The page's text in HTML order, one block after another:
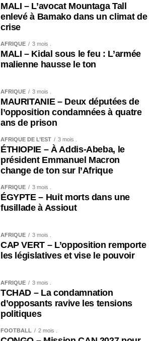
MALI – L’avocat Mountaga Tall
enlevé à Bamako dans un climat de
crise
AFRIQUE 3 mois .
MALI – Kidal sous le feu : L’armée
malienne hausse le ton
AFRIQUE 3 mois .
MAURITANIE – Deux députées de
l’opposition condamnées à quatre
ans de prison
AFRIQUE DE L’EST 3 mois .
ÉTHIOPIE – À Addis-Abeba, le
président Emmanuel Macron
change de ton sur l’Afrique
AFRIQUE 3 mois .
ÉGYPTE – Huit morts dans une
fusillade à Assiout
AFRIQUE 3 mois .
CAP VERT – L’opposition remporte
les législatives et vise le pouvoir
AFRIQUE 3 mois .
TCHAD – La condamnation
d’opposants ravive les tensions
politiques
FOOTBALL 2 mois .